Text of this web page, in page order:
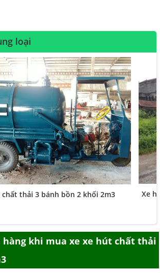
loại
chất thải 3 bánh bồn 2 khối 2m3 Xe
khi mua xe xe hút chất thải